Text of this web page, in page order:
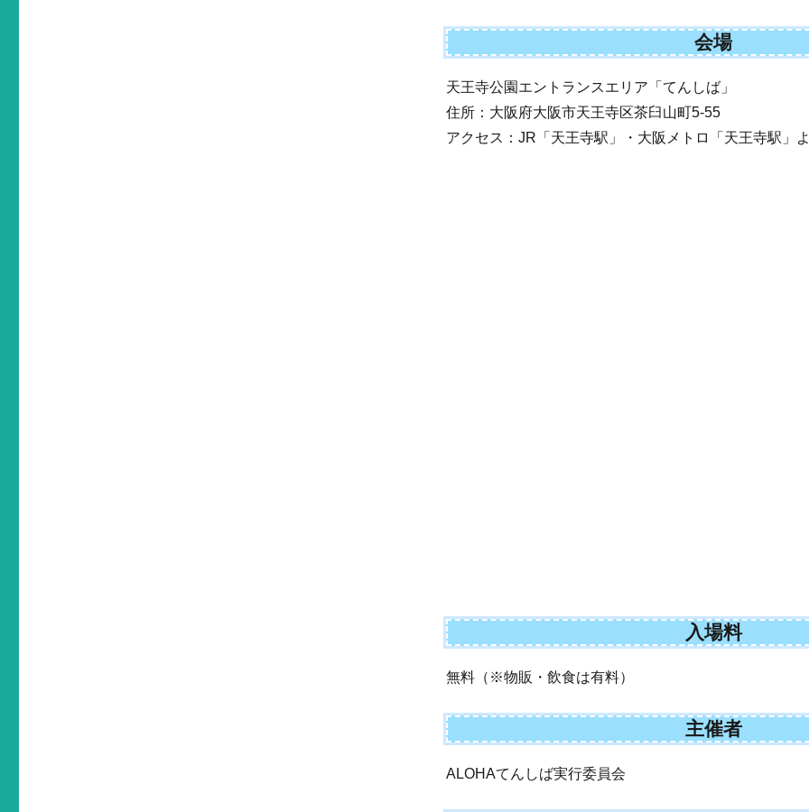
会場
天王寺公園エントランスエリア「てんしば」
住所：大阪府大阪市天王寺区茶臼山町5-55
アクセス：JR「天王寺駅」・大阪メトロ「天王寺駅」
入場料
無料（※物販・飲食は有料）
主催者
ALOHAてんしば実行委員会